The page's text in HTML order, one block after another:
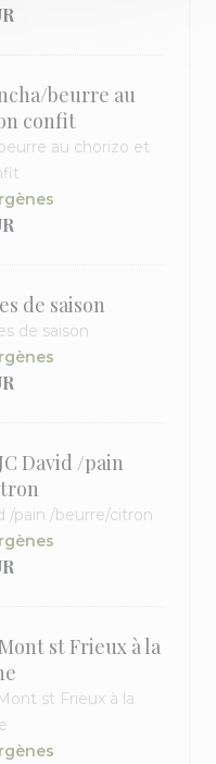
beurre au
confit
au chorizo et
de saison
de saison
David /pain
/pain /beurre/citron
st Frieux à la
st Frieux à la